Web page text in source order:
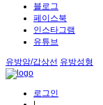
블로그
페이스북
인스타그램
유튜브
유방암/갑상선 유방성형
로그인